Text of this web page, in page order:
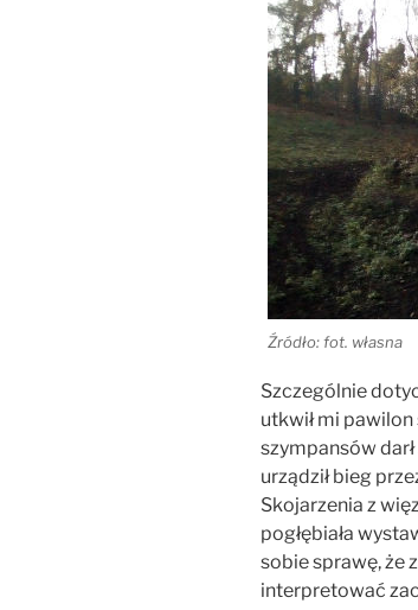
Źródło: fot. własna
Szczególnie
utkwił mi
szympansów
urządził bieg
Skojarzenia z
pogłębiała
sobie sprawę, że
interpretować